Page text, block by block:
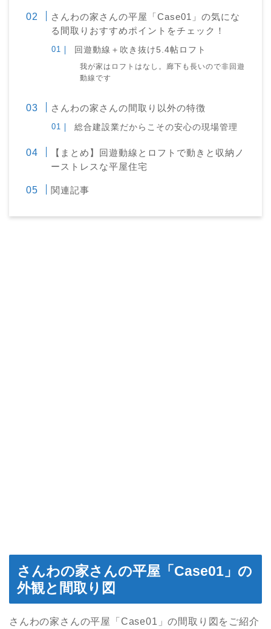
さんわの家さんの平屋「Case01」の気にな
る間取りおすすめポイントをチェック！
回遊動線＋吹き抜け5.4帖ロフト
我が家はロフトはなし。廊下も長いので非回遊
動線です
さんわの家さんの間取り以外の特徴
総合建設業だからこその安心の現場管理
【まとめ】回遊動線とロフトで動きと収納ノ
ーストレスな平屋住宅
関連記事
さんわの家さんの平屋「Case01」の
外観と間取り図
さんわの家さんの平屋「Case01」の間取り図をご紹介